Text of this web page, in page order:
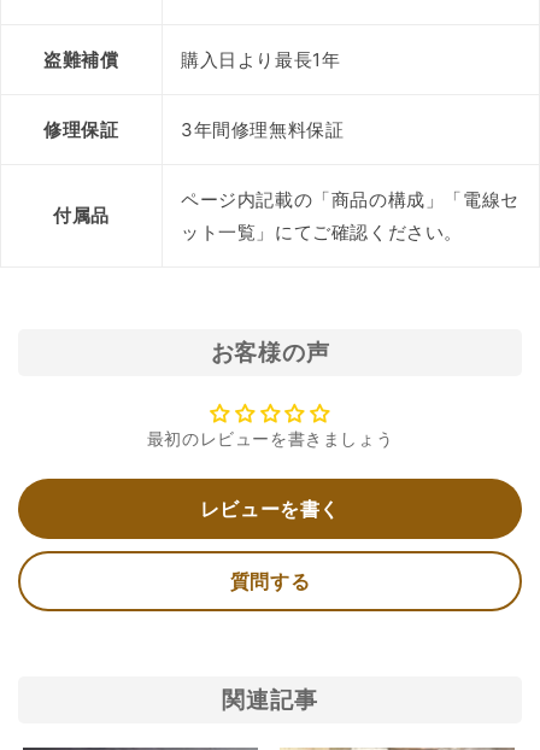
盗難補償 購入日より最長1年
修理保証 3年間修理無料保証
付属品
ページ内記載の「商品の構成」「電線セ
ット一覧」にてご確認ください。
お客様の声
最初のレビューを書きましょう
レビューを書く
質問する
関連記事